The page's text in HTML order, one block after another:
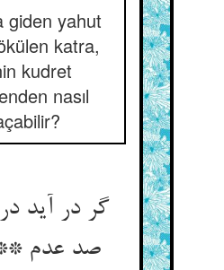
giden yahut
katra,
kudret
nasıl
گر در آید
صد عدم